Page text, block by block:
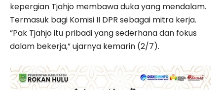
kepergian Tjahjo membawa duka yang mendalam.
Termasuk bagi Komisi II DPR sebagai mitra kerja.
”Pak Tjahjo itu pribadi yang sederhana dan fokus
dalam bekerja,” ujarnya kemarin (2/7).